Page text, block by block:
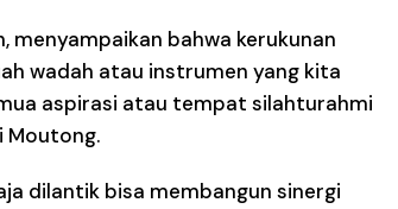
menyampaikan bahwa kerukunan
wadah atau instrumen yang kita
aspirasi atau tempat silahturahmi
Moutong.
dilantik bisa membangun sinergi